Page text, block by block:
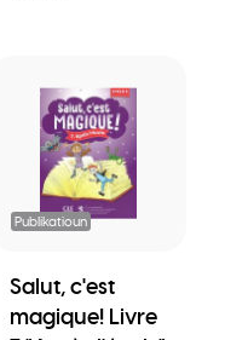
Publikatioun
Salut, c'est
magique! Livre